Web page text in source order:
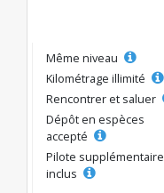
Même niveau
Kilométrage illimité
Rencontrer et saluer
Dépôt en espèces
accepté
Pilote supplémentaire
inclus